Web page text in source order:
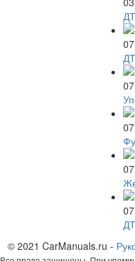
© 2021 CarManuals.ru -